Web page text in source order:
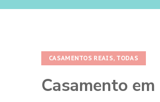
CASAMENTOS REAIS, TODAS
Casamento